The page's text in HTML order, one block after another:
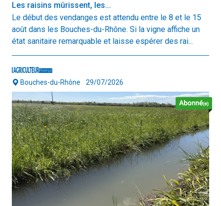
Les raisins mûrissent, les...
Le début des vendanges est attendu entre le 8 et le 15
août dans les Bouches-du-Rhône. Si la vigne affiche un
état sanitaire remarquable et laisse espérer des rai...
Bouches-du-Rhône 29/07/2026